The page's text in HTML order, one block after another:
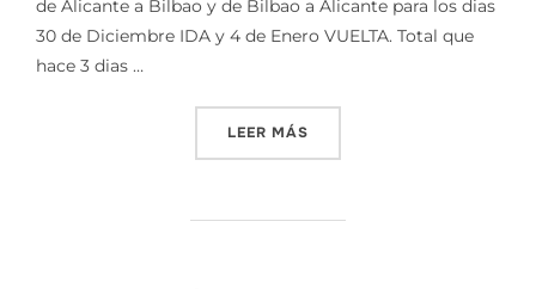
de Alicante a Bilbao y de Bilbao a Alicante para los dias
30 de Diciembre IDA y 4 de Enero VUELTA. Total que
hace 3 dias …
LEER MÁS